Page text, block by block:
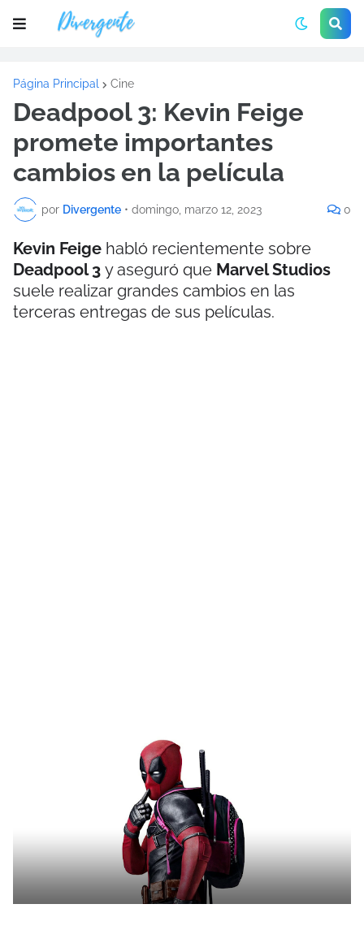
Página Principal Cine
Deadpool 3: Kevin Feige
promete importantes
cambios en la película
por Divergente • domingo, marzo 12, 2023 0
Kevin Feige habló recientemente sobre
Deadpool 3 y aseguró que Marvel Studios
suele realizar grandes cambios en las
terceras entregas de sus películas.